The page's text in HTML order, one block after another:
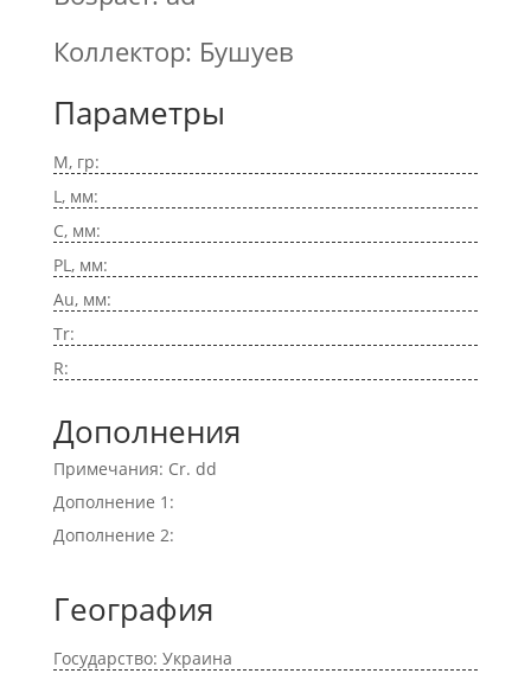
Коллектор: Бушуев
Параметры
M, гр:
L, мм:
C, мм:
PL, мм:
Au, мм:
Tr:
R:
Дополнения
Примечания: Cr. dd
Дополнение 1:
Дополнение 2:
География
Государство: Украина